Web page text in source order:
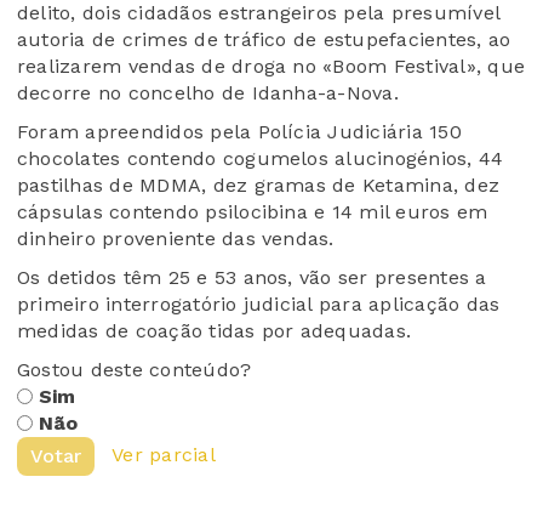
delito, dois cidadãos estrangeiros pela presumível
autoria de crimes de tráfico de estupefacientes, ao
realizarem vendas de droga no «Boom Festival», que
decorre no concelho de Idanha-a-Nova.
Foram apreendidos pela Polícia Judiciária 150
chocolates contendo cogumelos alucinogénios, 44
pastilhas de MDMA, dez gramas de Ketamina, dez
cápsulas contendo psilocibina e 14 mil euros em
dinheiro proveniente das vendas.
Os detidos têm 25 e 53 anos, vão ser presentes a
primeiro interrogatório judicial para aplicação das
medidas de coação tidas por adequadas.
Gostou deste conteúdo?
Sim
Não
Votar
Ver parcial